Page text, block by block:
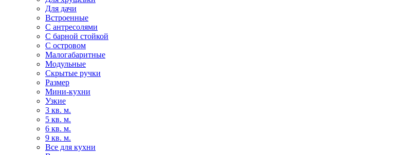
Для дачи
Встроенные
С антресолями
С барной стойкой
С островом
Малогабаритные
Модульные
Скрытые ручки
Размер
Мини-кухни
Узкие
3 кв. м.
5 кв. м.
6 кв. м.
9 кв. м.
Все для кухни